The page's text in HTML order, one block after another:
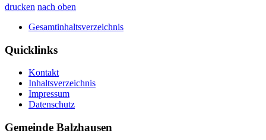
drucken nach oben
Gesamtinhaltsverzeichnis
Quicklinks
Kontakt
Inhaltsverzeichnis
Impressum
Datenschutz
Gemeinde Balzhausen